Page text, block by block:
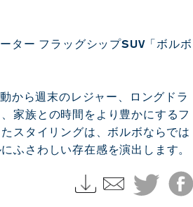
ター フラッグシップSUV「ボルボ
から週末のレジャー、ロングドラ
家族との時間をより豊かにするフ
スタイリングは、ボルボならでは
ふさわしい存在感を演出します。